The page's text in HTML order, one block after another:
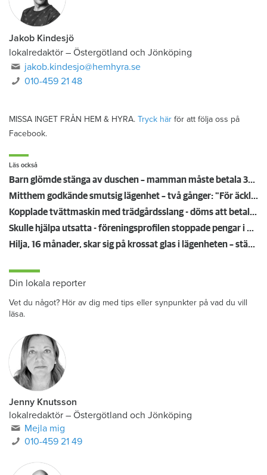
Jakob Kindesjö
lokalredaktör – Östergötland och Jönköping
jakob.kindesjo@hemhyra.se
010-459 21 48
MISSA INGET FRÅN HEM & HYRA. Tryck här för att följa oss på
Facebook.
Läs också
Barn glömde stänga av duschen – mamman måste betala 300 000
Mitthem godkände smutsig lägenhet – två gånger: "För äckligt för att flytta in"
Kopplade tvättmaskin med trädgårdsslang - döms att betala en miljon efter vattenskada
Skulle hjälpa utsatta - föreningsprofilen stoppade pengar i egen ficka
Hilja, 16 månader, skar sig på krossat glas i lägenheten – städmiss från tidigare hyresgäst
Din lokala reporter
Vet du något? Hör av dig med tips eller synpunkter på vad du vill
läsa.
Jenny Knutsson
lokalredaktör – Östergötland och Jönköping
Mejla mig
010-459 21 49